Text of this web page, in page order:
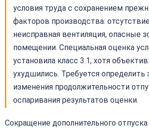
условия труда с сохранением
факторов производства:
неисправная вентиляция, опасные
помещении. Специальная оценка
установила класс 3.1, хотя
ухудшились. Требуется определить
изменения продолжительности
оспаривания результатов оценки.
Сокращение дополнительного